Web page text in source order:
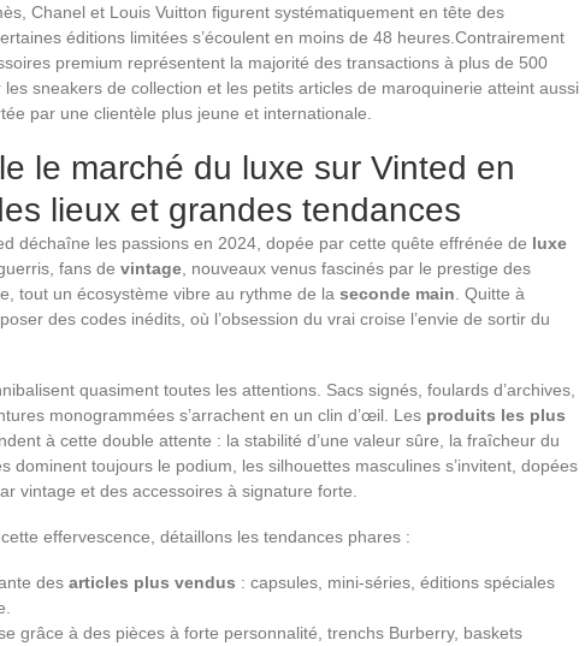
Chanel et Louis Vuitton figurent systématiquement en tête des
éditions limitées s’écoulent en moins de 48 heures.Contrairement
premium représentent la majorité des transactions à plus de 500
sneakers de collection et les petits articles de maroquinerie atteint aussi
par une clientèle plus jeune et internationale.
le marché du luxe sur Vinted en
lieux et grandes tendances
déchaîne les passions en 2024, dopée par cette quête effrénée de luxe
fans de vintage , nouveaux venus fascinés par le prestige des
tout un écosystème vibre au rythme de la seconde main . Quitte à
des codes inédits, où l’obsession du vrai croise l’envie de sortir du
quasiment toutes les attentions. Sacs signés, foulards d’archives,
monogrammées s’arrachent en un clin d’œil. Les produits les plus
à cette double attente : la stabilité d’une valeur sûre, la fraîcheur du
dominent toujours le podium, les silhouettes masculines s’invitent, dopées
vintage et des accessoires à signature forte.
effervescence, détaillons les tendances phares :
des articles plus vendus : capsules, mini-séries, éditions spéciales
grâce à des pièces à forte personnalité, trenchs Burberry, baskets